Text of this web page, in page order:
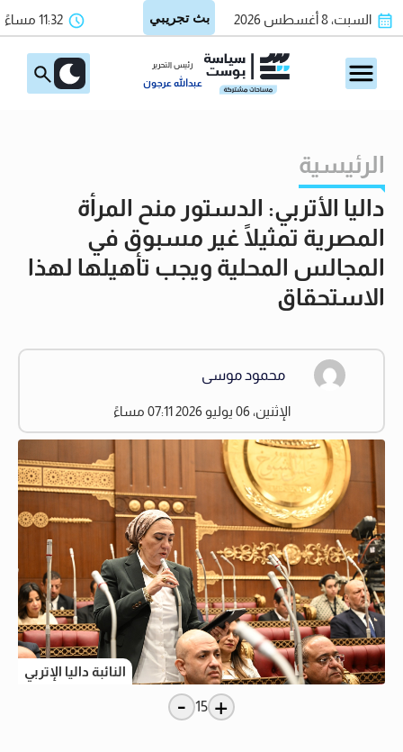
السبت، 8 أغسطس 2026 11:32 مساءً
رئيس التحرير
عبدالله عرجون
الرئيسية
داليا الأتربي: الدستور منح المرأة
المصرية تمثيلًا غير مسبوق في
المجالس المحلية ويجب تأهيلها لهذا
الاستحقاق
محمود موسى
الإثنين، 06 يوليو 2026 07:11 مساءً
النائبة داليا الإتربي
+
15
-